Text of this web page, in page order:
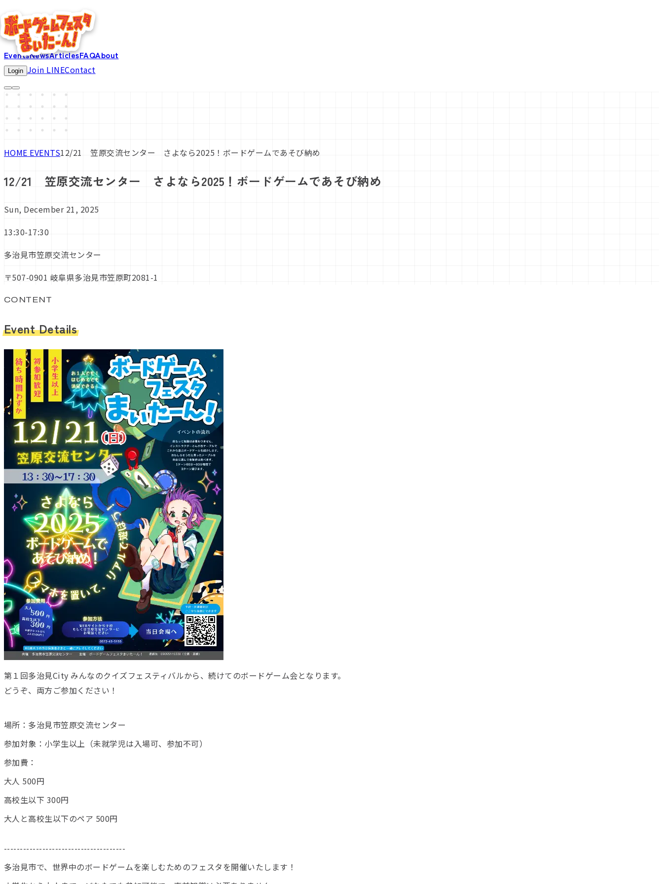
EventsNewsArticlesFAQAbout
Login Join LINEContact
HOME EVENTS12/21 笠原交流センター さよなら2025！ボードゲームであそび納め
12/21 笠原交流センター さよなら2025！ボードゲームであそび納め
Sun, December 21, 2025
13:30-17:30
多治見市笠原交流センター
〒507-0901 岐阜県多治見市笠原町2081-1
CONTENT
Event Details
第１回多治見City みんなのクイズフェスティバルから、続けてのボードゲーム会となります。
どうぞ、両方ご参加ください！
場所：多治見市笠原交流センター
参加対象：小学生以上（未就学児は入場可、参加不可）
参加費：
大人 500円
高校生以下 300円
大人と高校生以下のペア 500円
--------------------------------------
多治見市で、世界中のボードゲームを楽しむためのフェスタを開催いたします！